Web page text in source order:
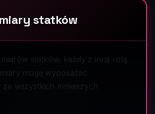
statków
statków, każdy z inną rolą.
mogą wyposażać
ze wszystkich mniejszych